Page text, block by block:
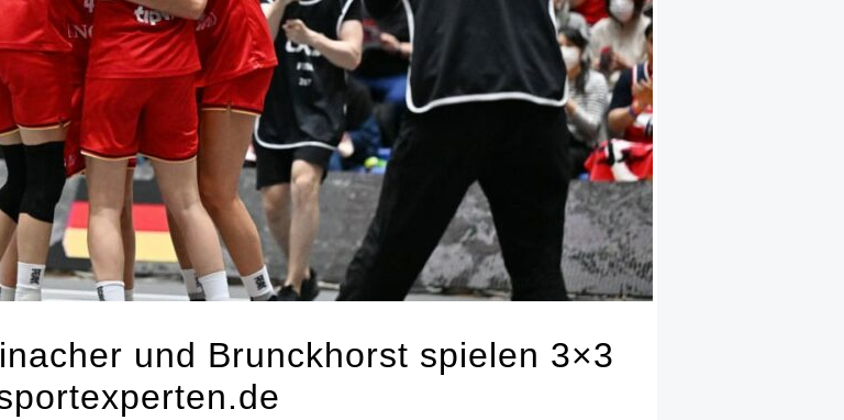
und Brunckhorst spielen 3×3